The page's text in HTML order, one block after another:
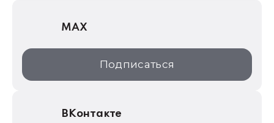
1С:Дистрибьюция
1С:Образование
ИТС.1C.ru
MAX
Подписаться
ВКонтакте